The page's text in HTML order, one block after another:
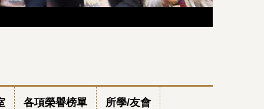
各項榮譽榜單 所學/友會